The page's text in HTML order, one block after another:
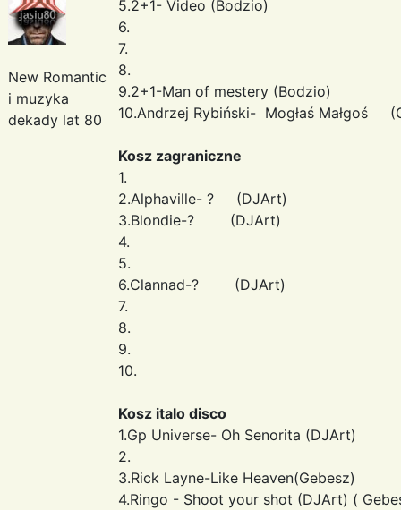
New Romantic
i muzyka
dekady lat 80
5.2+1- Video (Bodzio)
6.
7.
8.
9.2+1-Man of mestery (Bodzio)
10.Andrzej Rybiński- Mogłaś Małgoś
Kosz zagraniczne
1.
2.Alphaville- ? (DJArt)
3.Blondie-? (DJArt)
4.
5.
6.Clannad-? (DJArt)
7.
8.
9.
10.
Kosz italo disco
1.Gp Universe- Oh Senorita (DJArt)
2.
3.Rick Layne-Like Heaven(Gebesz)
4.Ringo - Shoot your shot (DJArt) (